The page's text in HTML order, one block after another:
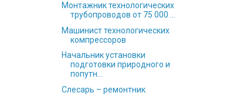
Монтажник технологических
трубопроводов от 75 000 ...
Машинист технологических
компрессоров
Начальник установки
подготовки природного и
попутн...
Слесарь – ремонтник